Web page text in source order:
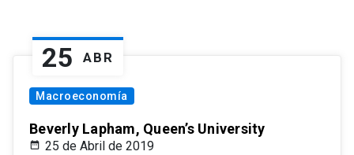
25 ABR
Macroeconomía
Beverly Lapham, Queen’s University
25 de Abril de 2019